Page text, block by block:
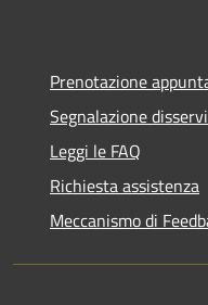
Prenotazione
Segnalazione
Leggi le FAQ
Richiesta assistenza
Meccanismo di